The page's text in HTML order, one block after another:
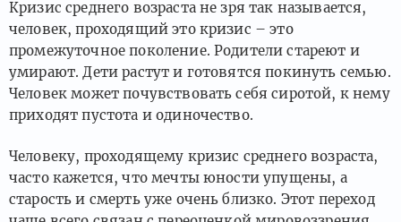
Кризис среднего возраста не зря так называется,
человек, проходящий это кризис – это
промежуточное поколение. Родители стареют и
умирают. Дети растут и готовятся покинуть семью.
Человек может почувствовать себя сиротой, к нему
приходят пустота и одиночество.
Человеку, проходящему кризис среднего возраста,
часто кажется, что мечты юности упущены, а
старость и смерть уже очень близко. Этот переход